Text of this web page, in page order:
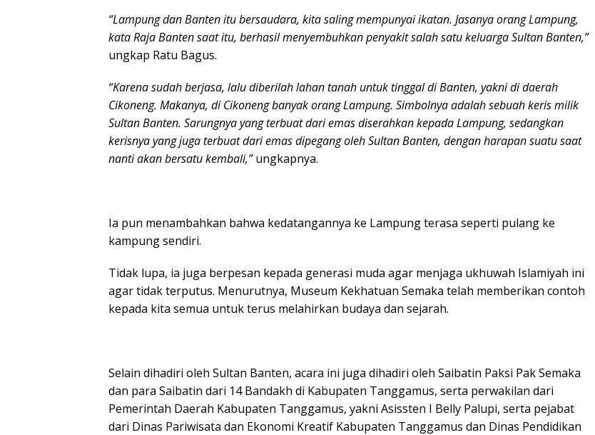
“Lampung dan Banten itu bersaudara, kita saling mempunyai ikatan. Jasanya orang Lampung,
kata Raja Banten saat itu, berhasil menyembuhkan penyakit salah satu keluarga Sultan Banten,”
ungkap Ratu Bagus.
“Karena sudah berjasa, lalu diberilah lahan tanah untuk tinggal di Banten, yakni di daerah
Cikoneng. Makanya, di Cikoneng banyak orang Lampung. Simbolnya adalah sebuah keris milik
Sultan Banten. Sarungnya yang terbuat dari emas diserahkan kepada Lampung, sedangkan
kerisnya yang juga terbuat dari emas dipegang oleh Sultan Banten, dengan harapan suatu saat
nanti akan bersatu kembali,”ungkapnya.
Ia pun menambahkan bahwa kedatangannya ke Lampung terasa seperti pulang ke
kampung sendiri.
Tidak lupa, ia juga berpesan kepada generasi muda agar menjaga ukhuwah Islamiyah ini
agar tidak terputus. Menurutnya, Museum Kekhatuan Semaka telah memberikan contoh
kepada kita semua untuk terus melahirkan budaya dan sejarah.
Selain dihadiri oleh Sultan Banten, acara ini juga dihadiri oleh Saibatin Paksi Pak Semaka
dan para Saibatin dari 14 Bandakh di Kabupaten Tanggamus, serta perwakilan dari
Pemerintah Daerah Kabupaten Tanggamus, yakni Asissten I Belly Palupi, serta pejabat
dari Dinas Pariwisata dan Ekonomi Kreatif Kabupaten Tanggamus dan Dinas Pendidikan